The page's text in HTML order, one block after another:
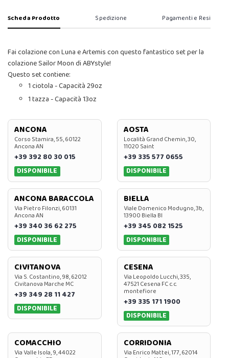
Scheda Prodotto Spedizione Pagamenti e Resi
Fai colazione con Luna e Artemis con questo fantastico set per la
colazione Sailor Moon di ABYstyle!
Questo set contiene:
1 ciotola - Capacità 29oz
1 tazza - Capacità 13oz
ANCONA
Corso Stamira, 55, 60122
Ancona AN
+39 392 80 30 015
DISPONIBILE
AOSTA
Località Grand Chemin, 30,
11020 Saint
+39 335 577 0655
DISPONIBILE
ANCONA BARACCOLA
Via Pietro Filonzi, 60131
Ancona AN
+39 340 36 62 275
DISPONIBILE
BIELLA
Viale Domenico Modugno, 3b,
13900 Biella BI
+39 345 082 1525
DISPONIBILE
CIVITANOVA
Via S. Costantino, 98, 62012
Civitanova Marche MC
+39 349 28 11 427
DISPONIBILE
CESENA
Via Leopoldo Lucchi, 335,
47521 Cesena FC c.c.
montefiore
+39 335 171 1900
DISPONIBILE
COMACCHIO
Via Valle Isola, 9, 44022
CORRIDONIA
Via Enrico Mattei, 177, 62014